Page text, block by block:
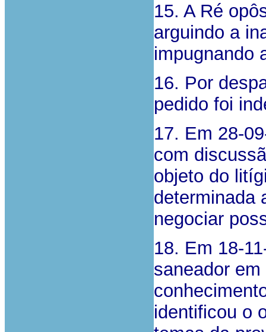
15. A Ré
arguindo a
impugnando
16. Por
pedido foi
17. Em 28-
com
objeto do
determinada
negociar
18. Em 18-
saneador
identificou o